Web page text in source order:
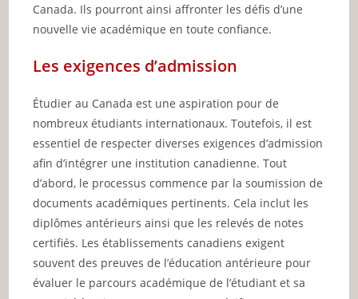
Canada. Ils pourront ainsi affronter les défis d’une
nouvelle vie académique en toute confiance.
Les exigences d’admission
Étudier au Canada est une aspiration pour de
nombreux étudiants internationaux. Toutefois, il est
essentiel de respecter diverses exigences d’admission
afin d’intégrer une institution canadienne. Tout
d’abord, le processus commence par la soumission de
documents académiques pertinents. Cela inclut les
diplômes antérieurs ainsi que les relevés de notes
certifiés. Les établissements canadiens exigent
souvent des preuves de l’éducation antérieure pour
évaluer le parcours académique de l’étudiant et sa